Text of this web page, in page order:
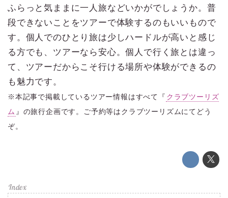
ふらっと気ままに一人旅などいかがでしょうか。普
段できないことをツアーで体験するのもいいもので
す。個人でのひとり旅は少しハードルが高いと感じ
る方でも、ツアーなら安心。個人で行く旅とは違っ
て、ツアーだからこそ行ける場所や体験ができるの
も魅力です。
※本記事で掲載しているツアー情報はすべて『 クラブツーリズ
ム 』の旅行企画です。ご予約等はクラブツーリズムにてどう
ぞ。